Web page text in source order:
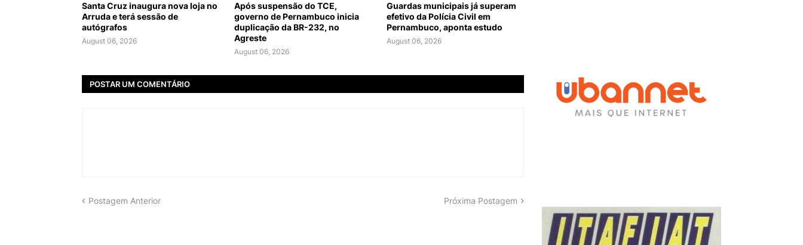
Santa Cruz inaugura nova loja no
Arruda e terá sessão de
autógrafos
August 06, 2026
Após suspensão do TCE,
governo de Pernambuco inicia
duplicação da BR-232, no
Agreste
August 06, 2026
Guardas municipais já superam
efetivo da Polícia Civil em
Pernambuco, aponta estudo
August 06, 2026
POSTAR UM COMENTÁRIO
Postagem Anterior Próxima Postagem